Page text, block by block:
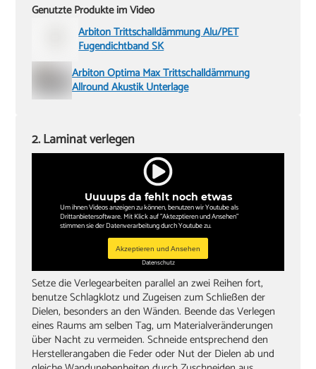
Genutzte Produkte im Video
Arbiton Trittschalldämmung Alu/PET
Fugendichtband SK
Arbiton Optima Max Trittschalldämmung
Allround Akustik Unterlage
Uuuups da fehlt noch etwas
Um ihnen Videos anzeigen zu können, benutzen wir Youtube als
Drittanbietersoftware. Mit Klick auf "Aktezptieren und Ansehen"
stimmen sie der Datenverarbeitung durch Youtube zu.
Akzeptieren und Ansehen
Datenschutz
2. Laminat verlegen
Setze die Verlegearbeiten parallel an zwei Reihen fort,
benutze Schlagklotz und Zugeisen zum Schließen der
Dielen, besonders an den Wänden. Beende das Verlegen
eines Raums am selben Tag, um Materialveränderungen
über Nacht zu vermeiden. Schneide entsprechend den
Herstellerangaben die Feder oder Nut der Dielen ab und